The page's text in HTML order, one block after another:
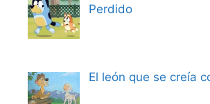
Perdido
El león que se creía